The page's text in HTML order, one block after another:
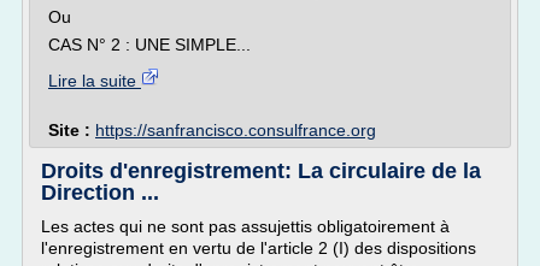
Ou
CAS N° 2 : UNE SIMPLE...
Lire la suite
Site : https://sanfrancisco.consulfrance.org
Droits d'enregistrement: La circulaire de la
Direction ...
Les actes qui ne sont pas assujettis obligatoirement à
l'enregistrement en vertu de l'article 2 (I) des dispositions